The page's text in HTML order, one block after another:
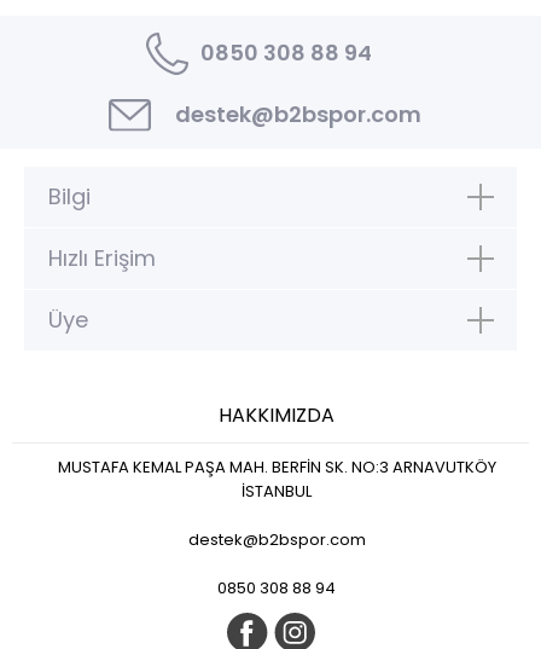
0850 308 88 94
destek@b2bspor.com
Bilgi
Hızlı Erişim
Üye
HAKKIMIZDA
MUSTAFA KEMAL PAŞA MAH. BERFİN SK. NO:3 ARNAVUTKÖY
İSTANBUL
destek@b2bspor.com
0850 308 88 94